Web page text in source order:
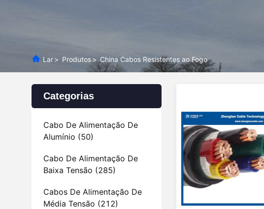
Lar> Produtos> China Cabos Resistentes ao Fogo
Categorias
Cabo De Alimentação De
Alumínio (50)
Cabo De Alimentação De
Baixa Tensão (285)
Cabos De Alimentação De
Média Tensão (212)